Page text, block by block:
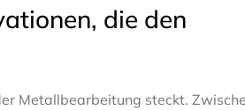
die den
Metallbearbeitung steckt.